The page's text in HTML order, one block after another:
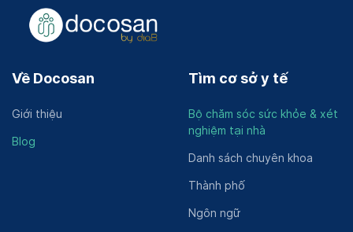
Về Docosan
Giới thiệu
Blog
Tìm cơ sở y tế
Bộ chăm sóc sức khỏe & xét
nghiệm tại nhà
Danh sách chuyên khoa
Thành phố
Ngôn ngữ